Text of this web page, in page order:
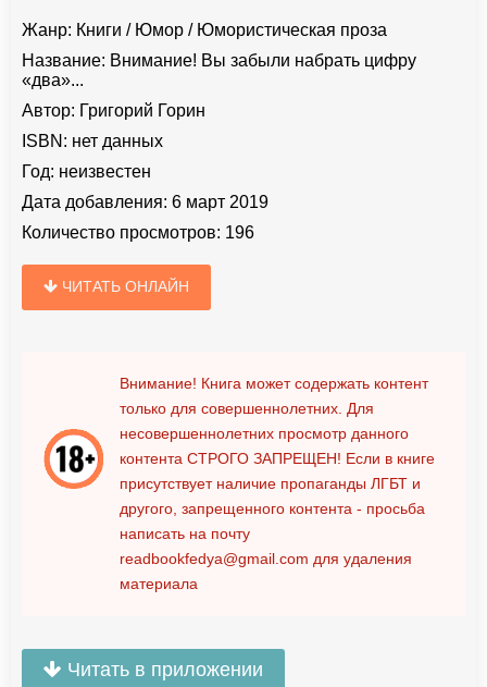
Жанр: Книги / Юмор / Юмористическая проза
Название: Внимание! Вы забыли набрать цифру
«два»...
Автор: Григорий Горин
ISBN: нет данных
Год: неизвестен
Дата добавления: 6 март 2019
Количество просмотров: 196
ЧИТАТЬ ОНЛАЙН
Внимание! Книга может содержать контент
только для совершеннолетних. Для
несовершеннолетних просмотр данного
контента СТРОГО ЗАПРЕЩЕН! Если в книге
присутствует наличие пропаганды ЛГБТ и
другого, запрещенного контента - просьба
написать на почту
readbookfedya@gmail.com для удаления
материала
Читать в приложении